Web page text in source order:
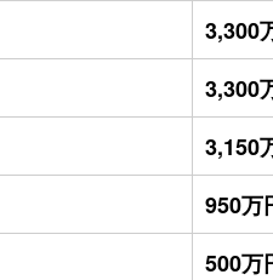
3,300
3,300
3,150
950万
500万